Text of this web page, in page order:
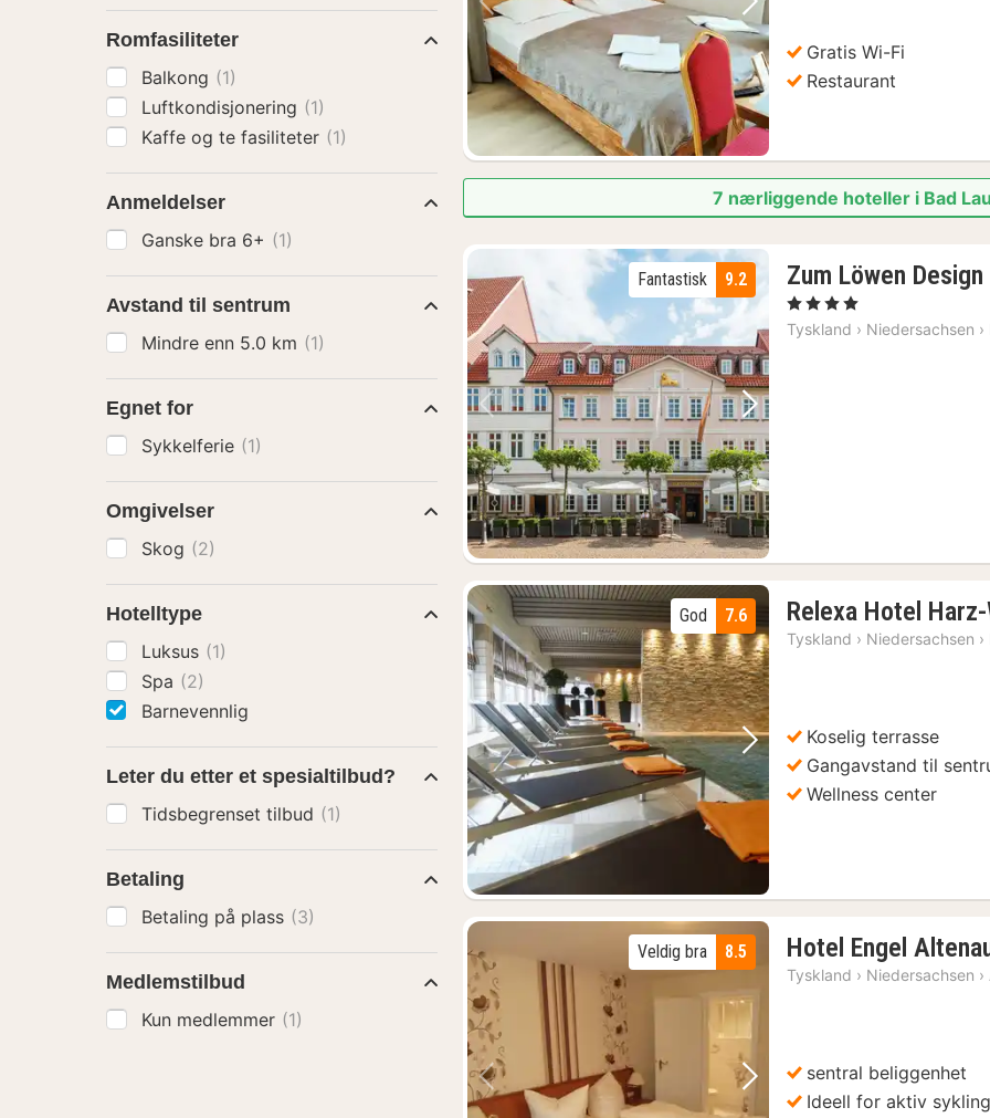
Forrige bilde Neste bilde
Gratis Wi-Fi
Restaurant
7 nærliggende hoteller i Bad
Forrige bilde Neste bilde
9.2
Fantastisk Zum Löwen
, 4 Stjerner
Tyskland › Niedersachsen ›
Forrige bilde Neste bilde
7.6
God Relexa Hotel Harz-
Tyskland › Niedersachsen ›
Koselig terrasse
Gangavstand til
Wellness center
Forrige bilde Neste bilde
8.5
Veldig bra Hotel Engel
Tyskland › Niedersachsen ›
sentral beliggenhet
Ideell for aktiv sykling
Romfasiliteter
Balkong (1)
Luftkondisjonering (1)
Kaffe og te fasiliteter (1)
Anmeldelser
Ganske bra 6+ (1)
Avstand til sentrum
Mindre enn 5.0 km (1)
Egnet for
Sykkelferie (1)
Omgivelser
Skog (2)
Hotelltype
Luksus (1)
Spa (2)
Barnevennlig
Leter du etter et spesialtilbud?
Tidsbegrenset tilbud (1)
Betaling
Betaling på plass (3)
Medlemstilbud
Kun medlemmer (1)